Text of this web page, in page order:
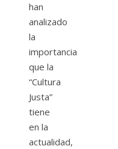
han
analizado
la
importancia
que la
“Cultura
Justa”
tiene
en la
actualidad,